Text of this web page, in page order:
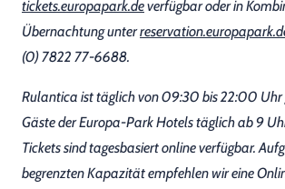
tickets.europapark.deverfügbar oder in
Übernachtung unter
(0) 7822 77-6688.
Rulantica ist täglich von 09:30 bis 22:00 Uhr
Gäste der Europa-Park Hotels täglich ab 9
Tickets sind tagesbasiert online verfügbar.
begrenzten Kapazität empfehlen wir eine